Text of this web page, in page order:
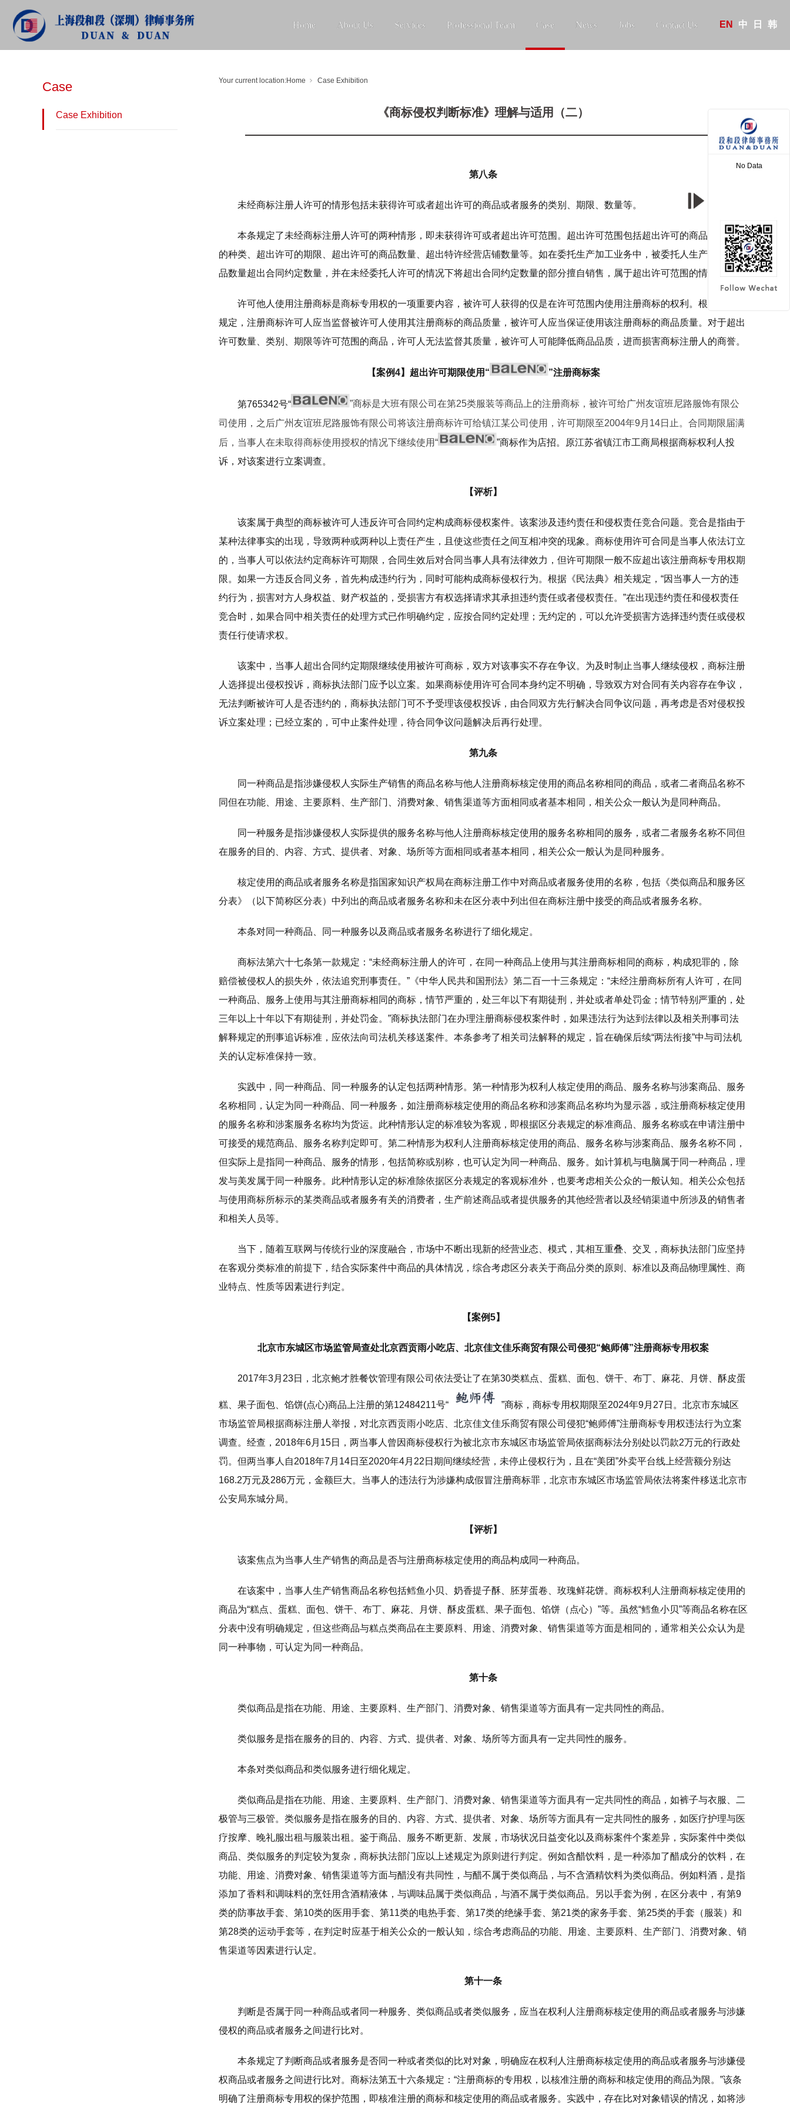
Home About Us Services Professional Team Case News Jobs Contact Us 中
EN 日 韩
CASE
Case
Case Exhibition
Your current location:Home Case Exhibition
《商标侵权判断标准》理解与适用（二）
第八条
未经商标注册人许可的情形包括未获得许可或者超出许可的商品或者服务的类别、期限、数量等。
本条规定了未经商标注册人许可的两种情形，即未获得许可或者超出许可范围。超出许可范围包括超出许可的商品或者服务
的种类、超出许可的期限、超出许可的商品数量、超出特许经营店铺数量等。如在委托生产加工业务中，被委托人生产加工的产
品数量超出合同约定数量，并在未经委托人许可的情况下将超出合同约定数量的部分擅自销售，属于超出许可范围的情形。
许可他人使用注册商标是商标专用权的一项重要内容，被许可人获得的仅是在许可范围内使用注册商标的权利。根据商标法
规定，注册商标许可人应当监督被许可人使用其注册商标的商品质量，被许可人应当保证使用该注册商标的商品质量。对于超出
许可数量、类别、期限等许可范围的商品，许可人无法监督其质量，被许可人可能降低商品品质，进而损害商标注册人的商誉。
【案例4】 超出许可期限使用“ ”注册商标案
第765342号“
”商标是大班有限公司在第25类服装等商品上的注册商标，被许可给广州友谊班尼路服饰有限公
司使用，之后广州友谊班尼路服饰有限公司 将该注册商标许可给镇江某公司使用，许可期限至2004年9月14日止。合同期限届满
后，当事人在未取得商标使用授权的情况下继续使用“
”商标作为店招。原江苏省镇江市工商局根据商标权利人投
诉，对该案进行立案调查。
【评析】
该案属于典型的商标被许可人违反许可合同约定构成商标侵权案件。该案涉及违约责任和侵权责任竞合问题。竞合是指由于
某种法律事实的出现，导致两种或两种以上责任产生，且使这些责任之间互相冲突的现象。商标使用许可合同是当事人依法订立
的，当事人可以依法约定商标许可期限，合同生效后对合同当事人具有法律效力，但许可期限一般不应超出该注册商标专用权期
限。如果一方违反合同义务，首先构成违约行为，同时可能构成商标侵权行为。根据《民法典》相关规定，“因当事人一方的违
约行为，损害对方人身权益、财产权益的，受损害方有权选择请求其承担违约责任或者侵权责任。”在出现违约责任和侵权责任
竞合时，如果合同中相关责任的处理方式已作明确约定，应按合同约定处理；无约定的，可以允许受损害方选择违约责任或侵权
责任行使请求权。
该案中，当事人超出合同约定期限继续使用被许可商标，双方对该事实不存在争议。为及时制止当事人继续侵权，商标注册
人选择提出侵权投诉，商标执法部门应予以立案。如果商标使用许可合同本身约定不明确，导致双方对合同有关内容存在争议，
无法判断被许可人是否违约的，商标执法部门可不予受理该侵权投诉，由合同双方先行解决合同争议问题，再考虑是否对侵权投
诉立案处理；已经立案的，可中止案件处理，待合同争议问题解决后再行处理。
第九条
同一种商品是指涉嫌侵权人实际生产销售的商品名称与他人注册商标核定使用的商品名称相同的商品，或者二者商品名称不
同但在功能、用途、主要原料、生产部门、消费对象、销售渠道等方面相同或者基本相同，相关公众一般认为是同种商品。
同一种服务是指涉嫌侵权人实际提供的服务名称与他人注册商标核定使用的服务名称相同的服务，或者二者服务名称不同但
在服务的目的、内容、方式、提供者、对象、场所等方面相同或者基本相同，相关公众一般认为是同种服务。
核定使用的商品或者服务名称是指国家知识产权局在商标注册工作中对商品或者服务使用的名称，包括《类似商品和服务区
分表》（以下简称区分表）中列出的商品或者服务名称和未在区分表中列出但在商标注册中接受的商品或者服务名称。
本条对同一种商品、同一种服务以及商品或者服务名称进行了细化规定。
商标法第六十七条第一款规定：“未经商标注册人的许可，在同一种商品上使用与其注册商标相同的商标，构成犯罪的，除
赔偿被侵权人的损失外，依法追究刑事责任。”《中华人民共和国刑法》第二百一十三条规定：“未经注册商标所有人许可，在同
一种商品、服务上使用与其注册商标相同的商标，情节严重的，处三年以下有期徒刑，并处或者单处罚金；情节特别严重的，处
三年以上十年以下有期徒刑，并处罚金。”商标执法部门在办理注册商标侵权案件时，如果违法行为达到法律以及相关刑事司法
解释规定的刑事追诉标准，应依法向司法机关移送案件。本条参考了相关司法解释的规定，旨在确保后续“两法衔接”中与司法机
关的认定标准保持一致。
实践中，同一种商品、同一种服务的认定包括两种情形。第一种情形为权利人核定使用的商品、服务名称与涉案商品、服务
名称相同，认定为同一种商品、同一种服务，如注册商标核定使用的商品名称和涉案商品名称均为显示器，或注册商标核定使用
的服务名称和涉案服务名称均为货运。此种情形认定的标准较为客观，即根据区分表规定的标准商品、服务名称或在申请注册中
可接受的规范商品、服务名称判定即可。第二种情形为权利人注册商标核定使用的商品、服务名称与涉案商品、服务名称不同，
但实际上是指同一种商品、服务的情形，包括简称或别称，也可认定为同一种商品、服务。如计算机与电脑属于同一种商品，理
发与美发属于同一种服务。此种情形认定的标准除依据区分表规定的客观标准外，也要考虑相关公众的一般认知。相关公众包括
与使用商标所标示的某类商品或者服务有关的消费者，生产前述商品或者提供服务的其他经营者以及经销渠道中所涉及的销售者
和相关人员等。
当下，随着互联网与传统行业的深度融合，市场中不断出现新的经营业态、模式，其相互重叠、交叉，商标执法部门应坚持
在客观分类标准的前提下，结合实际案件中商品的具体情况，综合考虑区分表关于商品分类的原则、标准以及商品物理属性、商
业特点、性质等因素进行判定。
【案例5】
北京市东城区市场监管局查处北京西贡雨小吃店、北京佳文佳乐商贸有限公司侵犯“鲍师傅”注册商标专用权案
2017年3月23日，北京鲍才胜餐饮管理有限公司依法受让了在第30类糕点、蛋糕、面包、饼干、布丁、麻花、月饼、酥皮蛋
糕、果子面包、馅饼(点心)商品上注册的第12484211号“
”商标，商标专用权期限至2024年9月27日。北京市东城区
市场监管局根据商标注册人举报，对北京西贡雨小吃店、北京佳文佳乐商贸有限公司侵犯“鲍师傅”注册商标专用权违法行为立案
调查。经查，2018年6月15日，两当事人曾因商标侵权行为被北京市东城区市场监管局依据商标法分别处以罚款2万元的行政处
罚。但两当事人自2018年7月14日至2020年4月22日期间继续经营，未停止侵权行为，且在“美团”外卖平台线上经营额分别达
168.2万元及286万元，金额巨大。当事人的违法行为涉嫌构成假冒注册商标罪，北京市东城区市场监管局依法将案件移送北京市
公安局东城分局。
【评析】
该案焦点为当事人生产销售的商品是否与注册商标核定使用的商品构成同一种商品。
在该案中，当事人生产销售商品名称包括鳕鱼小贝、奶香提子酥、胚芽蛋卷、玫瑰鲜花饼。商标权利人注册商标核定使用的
商品为“糕点、蛋糕、面包、饼干、布丁、麻花、月饼、酥皮蛋糕、果子面包、馅饼（点心）”等。虽然“鳕鱼小贝”等商品名称在区
分表中没有明确规定，但这些商品与糕点类商品在主要原料、用途、消费对象、销售渠道等方面是相同的，通常相关公众认为是
同一种事物，可认定为同一种商品。
第十条
类似商品是指在功能、用途、主要原料、生产部门、消费对象、销售渠道等方面具有一定共同性的商品。
类似服务是指在服务的目的、内容、方式、提供者、对象、场所等方面具有一定共同性的服务。
本条对类似商品和类似服务进行细化规定。
类似商品是指在功能、用途、主要原料、生产部门、消费对象、销售渠道等方面具有一定共同性的商品，如裤子与衣服、二
极管与三极管。类似服务是指在服务的目的、内容、方式、提供者、对象、场所等方面具有一定共同性的服务，如医疗护理与医
疗按摩、晚礼服出租与服装出租。鉴于商品、服务不断更新、发展，市场状况日益变化以及商标案件个案差异，实际案件中类似
商品、类似服务的判定较为复杂，商标执法部门应以上述规定为原则进行判定。例如含醋饮料，是一种添加了醋成分的饮料，在
功能、用途、消费对象、销售渠道等方面与醋没有共同性，与醋不属于类似商品，与不含酒精饮料为类似商品。例如料酒，是指
添加了香料和调味料的烹饪用含酒精液体，与调味品属于类似商品，与酒不属于类似商品。另以手套为例，在区分表中，有第9
类的防事故手套、第10类的医用手套、第11类的电热手套、第17类的绝缘手套、第21类的家务手套、第25类的手套（服装）和
第28类的运动手套等，在判定时应基于相关公众的一般认知，综合考虑商品的功能、用途、主要原料、生产部门、消费对象、销
售渠道等因素进行认定。
第十一条
判断是否属于同一种商品或者同一种服务、类似商品或者类似服务，应当在权利人注册商标核定使用的商品或者服务与涉嫌
侵权的商品或者服务之间进行比对。
本条规定了判断商品或者服务是否同一种或者类似的比对对象，明确应在权利人注册商标核定使用的商品或者服务与涉嫌侵
权商品或者服务之间进行比对。商标法第五十六条规定：“注册商标的专用权，以核准注册的商标和核定使用的商品为限。”该条
明确了注册商标专用权的保护范围，即核准注册的商标和核定使用的商品或者服务。实践中，存在比对对象错误的情况，如将涉
No Data